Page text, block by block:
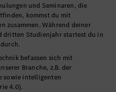
und Seminaren, die
kommst du mit
zusammen. Während deiner
dritten Studienjahr startest du in
befassen sich mit
Branche, z.B. der
sowie intelligenten
4.0).